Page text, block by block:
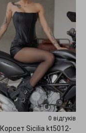
0 відгуків
Корсет Sicilia kt5012-